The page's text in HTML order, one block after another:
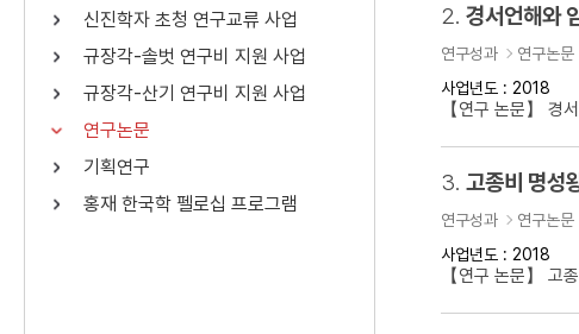
OR 정조 OR 정약용 “정조” 또는 “정약용”이
료를 검색
신진학자 초청 연구교류 사업
규장각-솔벗 연구비 지원 사업
규장각-산기 연구비 지원 사업
연구논문
기획연구
홍재 한국학 펠로십 프로그램
2. 경서언해와
연구성과
연구논문
사업년도 : 2018
【연구 논문】
3. 고종비 명성
연구성과
연구논문
사업년도 : 2018
【연구 논문】